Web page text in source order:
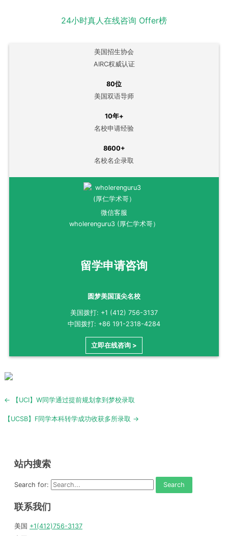
24小时真人在线咨询 Offer榜
美国招生协会
AIRC权威认证
80位
美国双语导师
10年+
名校申请经验
8600+
名校名企录取
微信客服
wholerenguru3 (厚仁学术哥）
留学申请咨询
圆梦美国顶尖名校
美国拨打: +1 (412) 756-3137
中国拨打: +86 191-2318-4284
立即在线咨询 >
Post
← 【UCI】W同学通过提前规划拿到梦校录取
【UCSB】F同学本科转学成功收获多所录取 →
站内搜索
Search for:
联系我们
美国 +1(412)756-3137